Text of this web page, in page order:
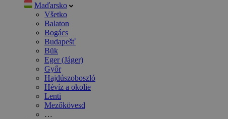
Maďarsko
Všetko
Balaton
Bogács
Budapešť
Bük
Eger (Jáger)
Győr
Hajdúszoboszló
Hévíz a okolie
Lenti
Mezőkövesd
…